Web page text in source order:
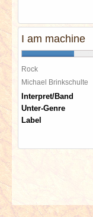
I am machine
Rock
Michael Brinkschulte
Interpret/Band
Unter-Genre
Label